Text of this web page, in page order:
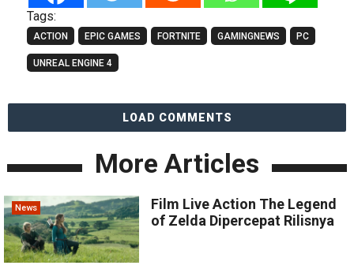
Tags:
ACTION EPIC GAMES FORTNITE GAMINGNEWS PC
UNREAL ENGINE 4
LOAD COMMENTS
More Articles
News
Film Live Action The Legend
of Zelda Dipercepat Rilisnya